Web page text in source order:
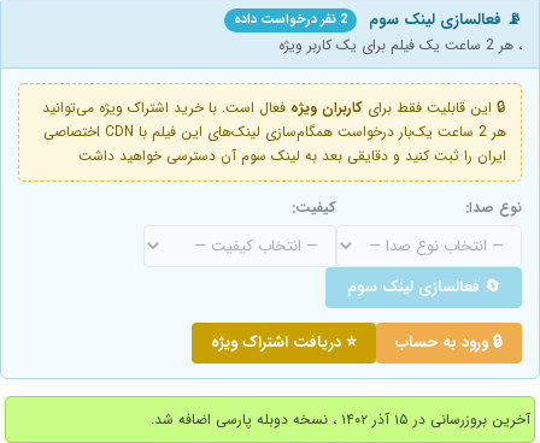
📡 فعالسازی لینک سوم 2 نفر درخواست داده
، هر 2 ساعت یک فیلم برای یک کاربر ویژه
🔒 این قابلیت فقط برای کاربران ویژه فعال است. با خرید اشتراک ویژه می‌توانید
هر 2 ساعت یک‌بار درخواست همگام‌سازی لینک‌های این فیلم با CDN اختصاصی
ایران را ثبت کنید و دقایقی بعد به لینک سوم آن دسترسی خواهید داشت
نوع صدا: کیفیت:
🔄 فعالسازی لینک سوم
🔒 ورود به حساب ⭐ دریافت اشتراک ویژه
آخرین بروزرسانی در ۱۵ آذر ۱۴۰۲ ، نسخه دوبله پارسی اضافه شد.